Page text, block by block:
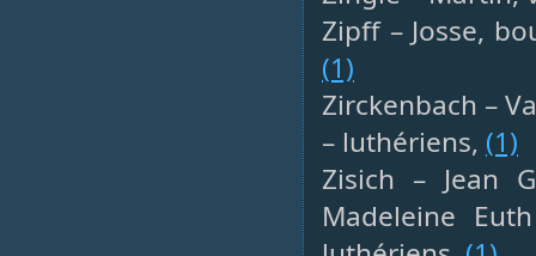
Zipff – Josse,
(1)
Zirckenbach –
– luthériens, (1)
Zisich – Jean
Madeleine